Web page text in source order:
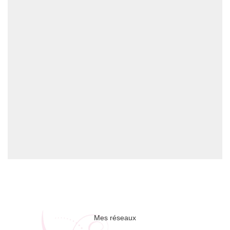
Mes réseaux